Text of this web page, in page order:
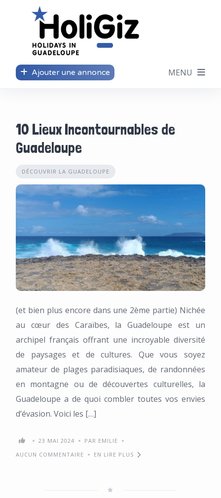
Ajouter une annonce
10 Lieux Incontournables de
Guadeloupe
DÉCOUVRIR LA GUADELOUPE
(et bien plus encore dans une 2ème partie) Nichée
au cœur des Caraïbes, la Guadeloupe est un
archipel français offrant une incroyable diversité
de paysages et de cultures. Que vous soyez
amateur de plages paradisiaques, de randonnées
en montagne ou de découvertes culturelles, la
Guadeloupe a de quoi combler toutes vos envies
d’évasion. Voici les […]
23 MAI 2024
PAR EMILIE
AUCUN COMMENTAIRE
EN LIRE PLUS